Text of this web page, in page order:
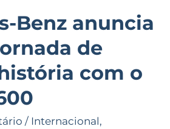
Benz anuncia
de
com o
/ Internacional,